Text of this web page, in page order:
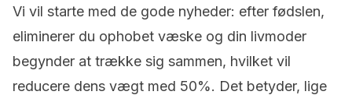
Vi vil starte med de gode nyheder: efter fødslen,
eliminerer du ophobet væske og din livmoder
begynder at trække sig sammen, hvilket vil
reducere dens vægt med 50%. Det betyder, lige